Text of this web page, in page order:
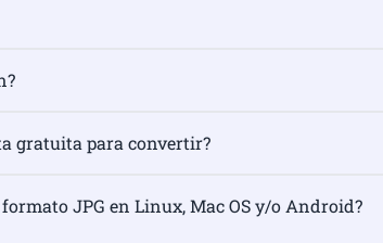
gratuita para convertir?
JPG en Linux, Mac OS y/o Android?